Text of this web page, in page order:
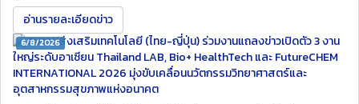
อ่านรายละเอียดข่าว
6/8/2026